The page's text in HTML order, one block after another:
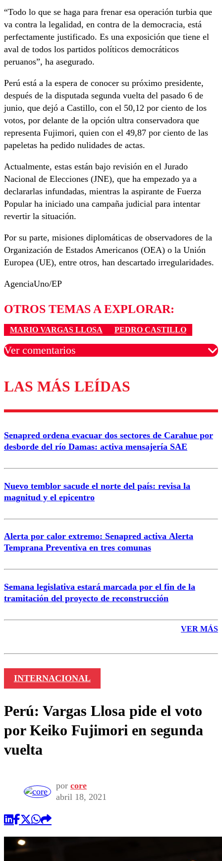
“Todo lo que se haga para frenar esa operación turbia que
va contra la legalidad, en contra de la democracia, está
perfectamente justificado. Es una exposición que tiene el
aval de todos los partidos políticos democráticos
peruanos”, ha asegurado.
Perú está a la espera de conocer su próximo presidente,
después de la disputada segunda vuelta del pasado 6 de
junio, que dejó a Castillo, con el 50,12 por ciento de los
votos, por delante de la opción ultra conservadora que
representa Fujimori, quien con el 49,87 por ciento de las
papeletas ha pedido nulidades de actas.
Actualmente, estas están bajo revisión en el Jurado
Nacional de Elecciones (JNE), que ha empezado ya a
declararlas infundadas, mientras la aspirante de Fuerza
Popular ha iniciado una campaña judicial para intentar
revertir la situación.
Por su parte, misiones diplomáticas de observadores de la
Organización de Estados Americanos (OEA) o la Unión
Europea (UE), entre otros, han descartado irregularidades.
AgenciaUno/EP
OTROS TEMAS A EXPLORAR:
MARIO VARGAS LLOSA PEDRO CASTILLO
Ver comentarios
Los comentarios son moderados para garantizar un
diálogo respetuoso.
Correo
LAS MÁS LEÍDAS
Senapred ordena evacuar dos sectores de Carahue por
desborde del río Damas: activa mensajería SAE
Nuevo temblor sacude el norte del país: revisa la
magnitud y el epicentro
Alerta por calor extremo: Senapred activa Alerta
Temprana Preventiva en tres comunas
Semana legislativa estará marcada por el fin de la
tramitación del proyecto de reconstrucción
VER MÁS
INTERNACIONAL
Perú: Vargas Llosa pide el voto
por Keiko Fujimori en segunda
vuelta
por core
abril 18, 2021